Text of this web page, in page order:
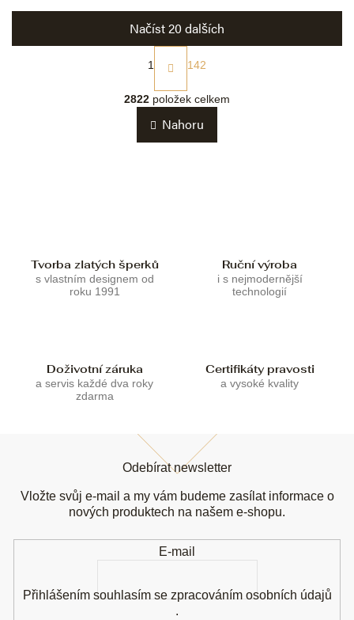
v
l
á
d
Načíst 20 dalších
S
á
n
k
1 142
2822 položek celkem
Nahoru
Tvorba zlatých šperků
s vlastním designem od
roku 1991
Ruční výroba
i s nejmodernější
technologií
Doživotní záruka
a servis každé dva roky
zdarma
Certifikáty pravosti
a vysoké kvality
Odebírat newsletter
Vložte svůj e-mail a my vám budeme zasílat informace o
nových produktech na našem e-shopu.
E-mail
Přihlášením souhlasím se zpracováním osobních údajů
.